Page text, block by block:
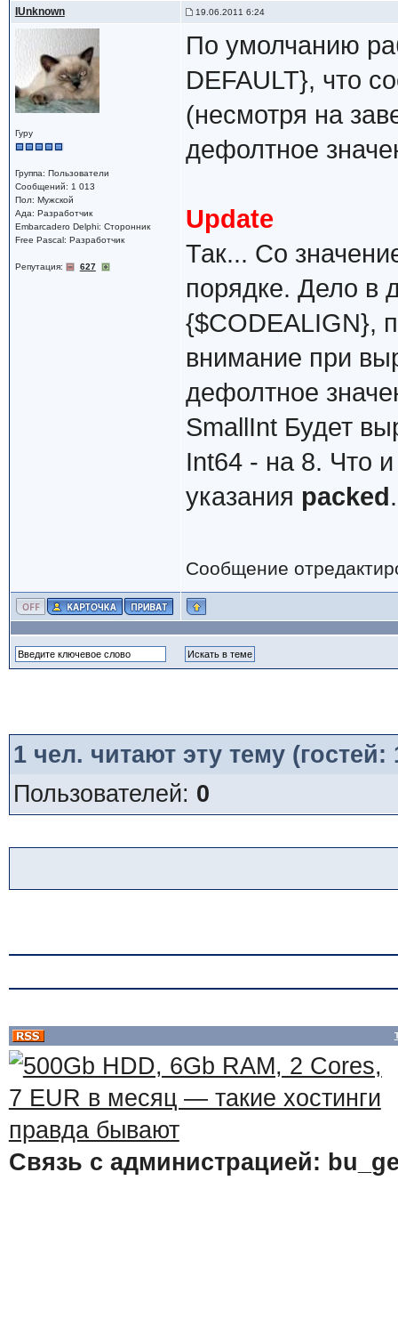
IUnknown 19.06.2011 6:24
Гуру
Группа: Пользователи
Сообщений: 1 013
Пол: Мужской
Ада: Разработчик
Embarcadero Delphi: Сторонник
Free Pascal: Разработчик
Репутация: 627
По умолчанию
DEFAULT}, что
(несмотря на
дефолтное
Update
Так... Со
порядке. Дело в
{$CODEALIGN},
внимание при
дефолтное
SmallInt Будет
Int64 - на 8. Что
указания packed
Сообщение
1чел. читают эту тему
Пользователей: 0
Связь с администрацией: